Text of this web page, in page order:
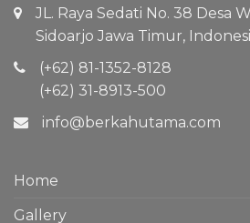
JL. Raya Sedati No. 38 Desa
Sidoarjo Jawa Timur,
(+62) 81-1352-8128
(+62) 31-8913-500
info@berkahutama.com
Home
Gallery